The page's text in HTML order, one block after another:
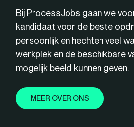
Bij ProcessJobs gaan we
kandidaat voor de beste
persoonlijk en hechten veel
werkplek en de beschikbare
mogelijk beeld kunnen geven.
MEER OVER ONS